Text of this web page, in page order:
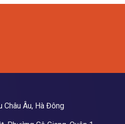
Châu Âu, Hà Đông